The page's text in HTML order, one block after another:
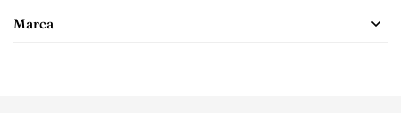
Marca